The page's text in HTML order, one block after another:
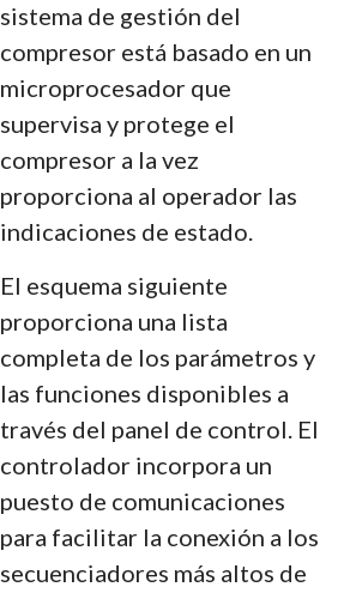
sistema de gestión del
compresor está basado en un
microprocesador que
supervisa y protege el
compresor a la vez
proporciona al operador las
indicaciones de estado.
El esquema siguiente
proporciona una lista
completa de los parámetros y
las funciones disponibles a
través del panel de control. El
controlador incorpora un
puesto de comunicaciones
para facilitar la conexión a los
secuenciadores más altos de